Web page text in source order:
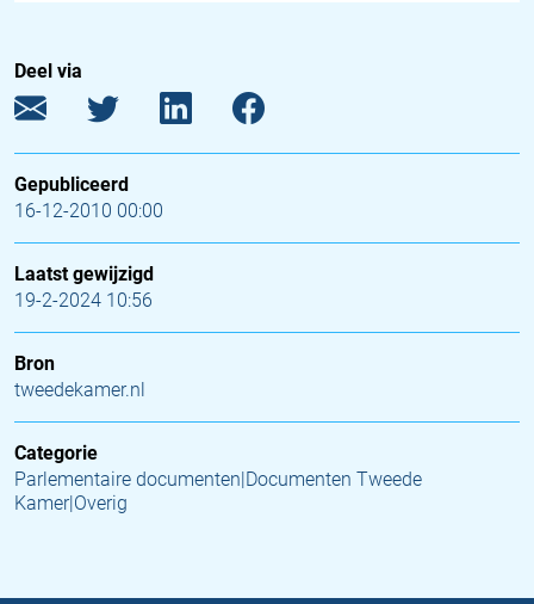
Deel via
Gepubliceerd
16-12-2010 00:00
Laatst gewijzigd
19-2-2024 10:56
Bron
tweedekamer.nl
Categorie
Parlementaire documenten|Documenten Tweede
Kamer|Overig